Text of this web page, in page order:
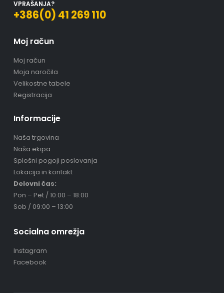
VPRAŠANJA?
+386(0) 41 269 110
Moj račun
Moj račun
Moja naročila
Velikostne tabele
Registracija
Informacije
Naša trgovina
Naša ekipa
Splošni pogoji poslovanja
Lokacija in kontakt
Delovni čas:
Pon – Pet / 10:00 – 18:00
Sob / 09:00 – 13:00
Socialna omrežja
Instagram
Facebook